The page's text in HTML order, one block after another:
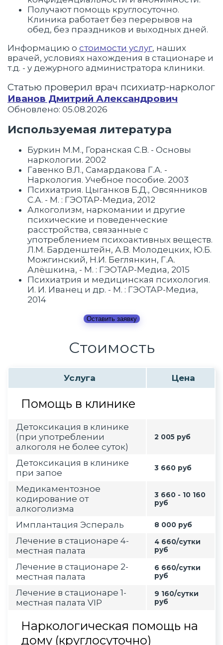
Получают помощь круглосуточно.
Клиника работает без перерывов на
обед, без праздников и выходных дней.
Информацию о стоимости услуг, наших
врачей, условиях нахождения в стационаре и
т.д. - у дежурного администратора клиники.
Статью проверил врач психиатр-нарколог
Иванов Дмитрий Александрович
Обновлено: 05.08.2026
Используемая литература
Буркин М.М., Горанская С.В. - Основы
наркологии. 2002
Гавенко В.Л., Самардакова Г.А. -
Наркология. Учебное пособие. 2003
Психиатрия. Цыганков Б.Д., Овсянников
С.А. - М. : ГЭОТАР-Медиа, 2012
Алкоголизм, наркомании и другие
психические и поведенческие
расстройства, связанные с
употреблением психоактивных веществ.
Л.М. Барденштейн, А.В. Молодецких, Ю.Б.
Можгинский, Н.И. Беглянкин, Г.А.
Алёшкина, - М. : ГЭОТАР-Медиа, 2015
Психиатрия и медицинская психология.
И. И. Иванец и др. - М. : ГЭОТАР-Медиа,
2014
Оставить заявку
Стоимость
Услуга Цена
Помощь в клинике
Детоксикация в клинике
(при употреблении
алкоголя не более суток)
2 005 руб
Детоксикация в клинике
при запое
3 660 руб
Медикаментозное
кодирование от
алкоголизма
3 660 - 10 160
руб
Имплантация Эспераль 8 000 руб
Лечение в стационаре 4-
местная палата
4 660/сутки
руб
Лечение в стационаре 2-
местная палата
6 660/сутки
руб
Лечение в стационаре 1-
местная палата VIP
9 160/сутки
руб
Наркологическая помощь на
дому (круглосуточно)